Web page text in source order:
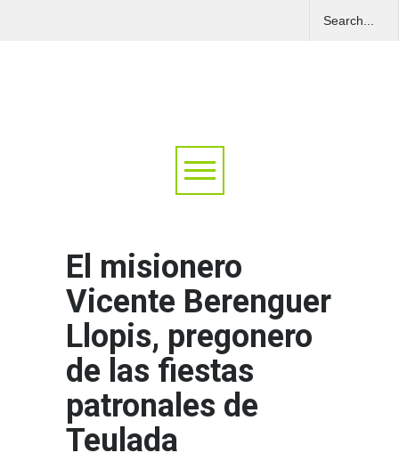
El misionero
Vicente Berenguer
Llopis, pregonero
de las fiestas
patronales de
Teulada